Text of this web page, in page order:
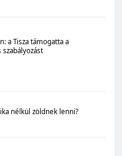
a Tisza támogatta a
nélkül zöldnek lenni?